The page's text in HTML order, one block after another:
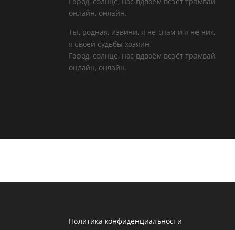
онлайн, онлайн.
Ты, родная, извини, я не спам и я не ник,
я своей судьбы хозяин.
Город, солнце, нас вдвоём везёт трамвай
онлайн, онлайн.
Политика конфиденциальности